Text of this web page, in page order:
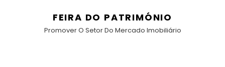
FEIRA DO PATRIMÓNIO
Promover O Setor Do Mercado Imobiliário